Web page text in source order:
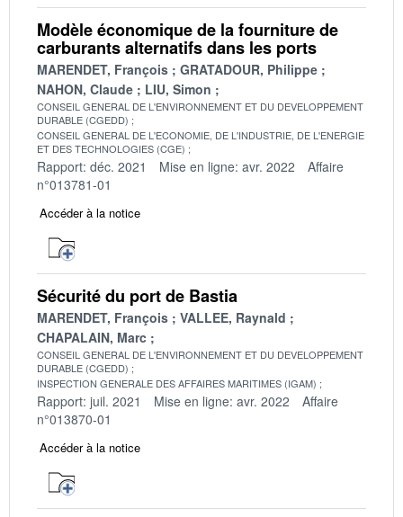
Modèle économique de la fourniture de
carburants alternatifs dans les ports
MARENDET, François
GRATADOUR, Philippe
NAHON, Claude
LIU, Simon
CONSEIL GENERAL DE L'ENVIRONNEMENT ET DU DEVELOPPEMENT
DURABLE (CGEDD)
CONSEIL GENERAL DE L'ECONOMIE, DE L'INDUSTRIE, DE L'ENERGIE
ET DES TECHNOLOGIES (CGE)
Rapport: déc. 2021 Mise en ligne: avr. 2022
Affaire
n°013781-01
Accéder à la notice
Sécurité du port de Bastia
MARENDET, François
VALLEE, Raynald
CHAPALAIN, Marc
CONSEIL GENERAL DE L'ENVIRONNEMENT ET DU DEVELOPPEMENT
DURABLE (CGEDD)
INSPECTION GENERALE DES AFFAIRES MARITIMES (IGAM)
Rapport: juil. 2021 Mise en ligne: avr. 2022
Affaire
n°013870-01
Accéder à la notice